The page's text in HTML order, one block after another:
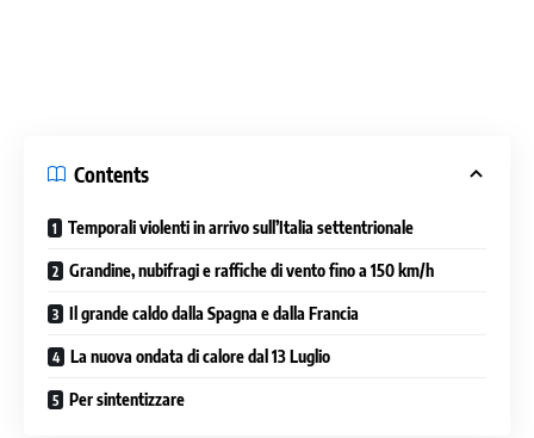
Contents
Temporali violenti in arrivo sull’Italia settentrionale
Grandine, nubifragi e raffiche di vento fino a 150 km/h
Il grande caldo dalla Spagna e dalla Francia
La nuova ondata di calore dal 13 Luglio
Per sintentizzare